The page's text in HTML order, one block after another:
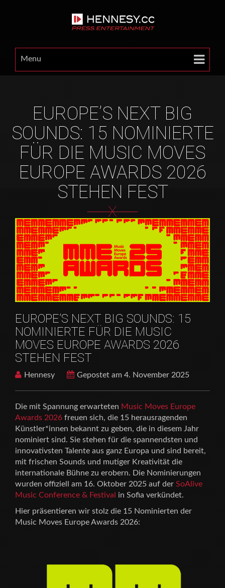
Menu
EUROPE’S NEXT BIG
SOUNDS: 15 NOMINIERTE
FÜR DIE MUSIC MOVES
EUROPE AWARDS 2026
STEHEN FEST
X
EUROPE’S NEXT BIG SOUNDS: 15 NOMINIERTE FÜR
DIE MUSIC MOVES EUROPE AWARDS 2026 STEHEN
FEST
EUROPE’S NEXT BIG SOUNDS: 15
NOMINIERTE FÜR DIE MUSIC
MOVES EUROPE AWARDS 2026
STEHEN FEST
Hennesy Gepostet am 4. November 2025
Die mit Spannung erwartetenMusic Moves Europe
Awards 2026freuen sich, die 15 herausragenden
Künstler*innen bekannt zu geben, die in diesem Jahr
nominiert sind. Sie stehen für die spannendsten und
innovativsten Talente aus ganz Europa und sind bereit,
mit frischen Sounds und mutiger Kreativität die
internationale Bühne zu erobern. Die Nominierungen
wurden offiziell am 16. Oktober 2025 auf derSoAlive
Music Conference & Festivalin Sofia verkündet.
Hier präsentieren wir stolz die 15 Nominierten der
Music Moves Europe Awards 2026: